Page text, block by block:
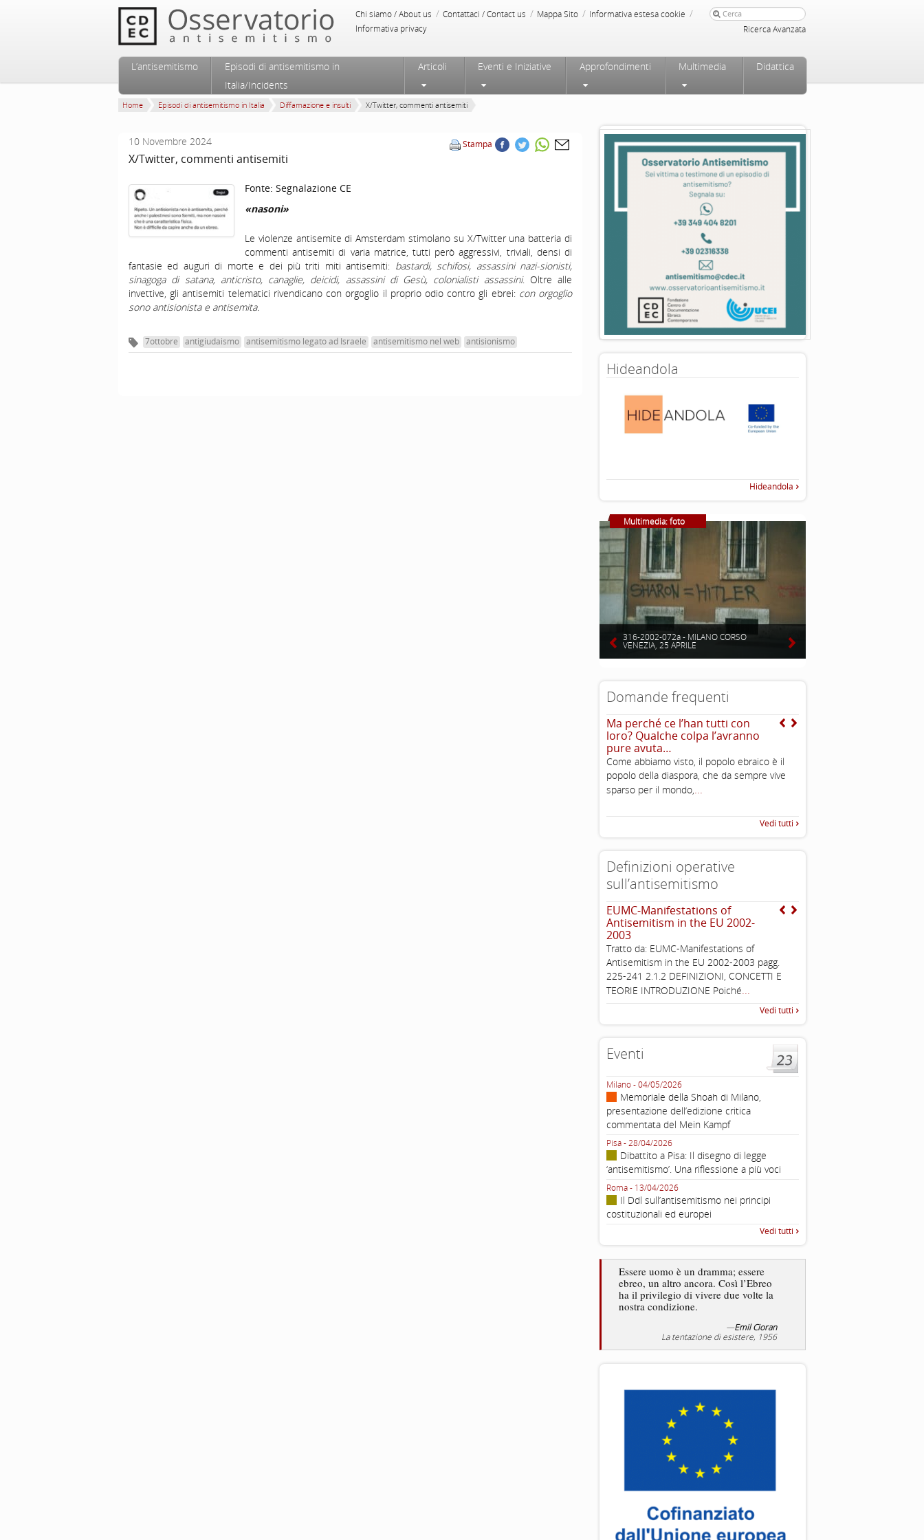
Chi siamo / About us / Contattaci / Contact us / Mappa Sito / Informativa estesa cookie /
Informativa privacy Ricerca Avanzata
Menu principale
Vai al contenuto principale
Vai al contenuto secondario
L’antisemitismo
Episodi di antisemitismo in
Italia/Incidents
Articoli Eventi e Iniziative Approfondimenti Multimedia Didattica
Home Episodi di antisemitismo in Italia Diffamazione e insulti X/Twitter, commenti antisemiti
Stampa
10 Novembre 2024
X/Twitter, commenti antisemiti
Fonte: Segnalazione CE
«nasoni»
Le violenze antisemite di Amsterdam stimolano su X/Twitter una batteria di
commenti antisemiti di varia matrice, tutti però aggressivi, triviali, densi di
fantasie ed auguri di morte e dei più triti miti antisemiti: bastardi, schifosi, assassini nazi-sionisti,
sinagoga di satana, anticristo, canaglie, deicidi, assassini di Gesù, colonialisti assassini. Oltre alle
invettive, gli antisemiti telematici rivendicano con orgoglio il proprio odio contro gli ebrei: con orgoglio
sono antisionista e antisemita.
7ottobre antigiudaismo antisemitismo legato ad Israele antisemitismo nel web antisionismo
Hideandola
Hideandola
Multimedia: foto
316-2002-072a - MILANO CORSO
VENEZIA, 25 APRILE
Domande frequenti
Ma perché ce l’han tutti con
loro? Qualche colpa l’avranno
pure avuta…
Come abbiamo visto, il popolo ebraico è il
popolo della diaspora, che da sempre vive
sparso per il mondo,...
Vedi tutti
Definizioni operative
sull’antisemitismo
EUMC-Manifestations of
Antisemitism in the EU 2002-
2003
Tratto da: EUMC-Manifestations of
Antisemitism in the EU 2002-2003 pagg.
225-241 2.1.2 DEFINIZIONI, CONCETTI E
TEORIE INTRODUZIONE Poiché...
Vedi tutti
Eventi
Milano - 04/05/2026
Memoriale della Shoah di Milano,
presentazione dell’edizione critica
commentata del Mein Kampf
Pisa - 28/04/2026
Dibattito a Pisa: Il disegno di legge
‘antisemitismo’. Una riflessione a più voci
Roma - 13/04/2026
Il Ddl sull’antisemitismo nei principi
costituzionali ed europei
Vedi tutti
Essere uomo è un dramma; essere
ebreo, un altro ancora. Così l’Ebreo
ha il privilegio di vivere due volte la
nostra condizione.
—Emil Cioran
La tentazione di esistere, 1956